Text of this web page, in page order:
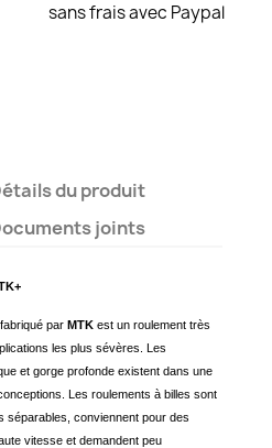
sans frais avec Paypal
du produit
joints
fabriqué par MTK est un roulement très
les plus sévères. Les
et gorge profonde existent dans une
Les roulements à billes sont
séparables, conviennent pour des
vitesse et demandent peu